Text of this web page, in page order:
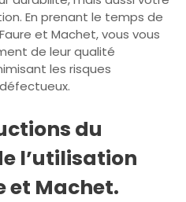
En prenant le temps de
et Machet, vous vous
de leur qualité
les risques
du
l’utilisation
et Machet.